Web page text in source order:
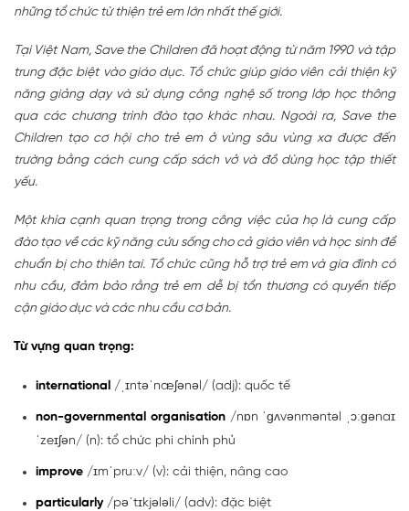
những tổ chức từ thiện trẻ em lớn nhất thế giới.
Tại Việt Nam, Save the Children đã hoạt động từ năm 1990 và tập
trung đặc biệt vào giáo dục. Tổ chức giúp giáo viên cải thiện kỹ
năng giảng dạy và sử dụng công nghệ số trong lớp học thông
qua các chương trình đào tạo khác nhau. Ngoài ra, Save the
Children tạo cơ hội cho trẻ em ở vùng sâu vùng xa được đến
trường bằng cách cung cấp sách vở và đồ dùng học tập thiết
yếu.
Một khía cạnh quan trọng trong công việc của họ là cung cấp
đào tạo về các kỹ năng cứu sống cho cả giáo viên và học sinh để
chuẩn bị cho thiên tai. Tổ chức cũng hỗ trợ trẻ em và gia đình có
nhu cầu, đảm bảo rằng trẻ em dễ bị tổn thương có quyền tiếp
cận giáo dục và các nhu cầu cơ bản.
Từ vựng quan trọng:
international /ˌɪntəˈnæʃənəl/ (adj): quốc tế
non-governmental organisation/nɒn ˈɡʌvənməntəl ˌɔːɡənaɪ
ˈzeɪʃən/ (n): tổ chức phi chính phủ
improve /ɪmˈpruːv/ (v): cải thiện, nâng cao
particularly/pəˈtɪkjələli/ (adv): đặc biệt